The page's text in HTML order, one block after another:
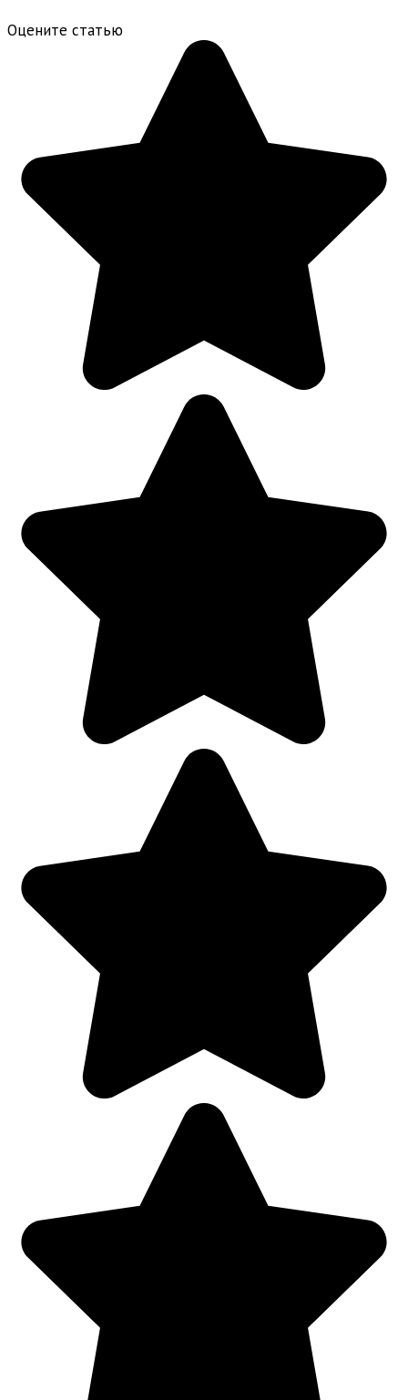
Оцените статью